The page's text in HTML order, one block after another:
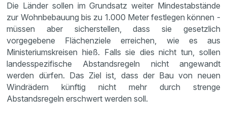
Die Länder sollen im Grundsatz weiter Mindestabstände
zur Wohnbebauung bis zu 1.000 Meter festlegen können -
müssen aber sicherstellen, dass sie gesetzlich
vorgegebene Flächenziele erreichen, wie es aus
Ministeriumskreisen hieß. Falls sie dies nicht tun, sollen
landesspezifische Abstandsregeln nicht angewandt
werden dürfen. Das Ziel ist, dass der Bau von neuen
Windrädern künftig nicht mehr durch strenge
Abstandsregeln erschwert werden soll.